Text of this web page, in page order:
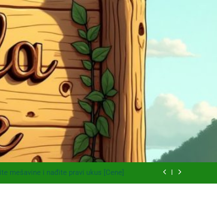
kupus bez prevare i masti [Cene]
bez prašine i novih eko-taksi [Mapa]
mešavine i nađite pravi ukus [Cene]